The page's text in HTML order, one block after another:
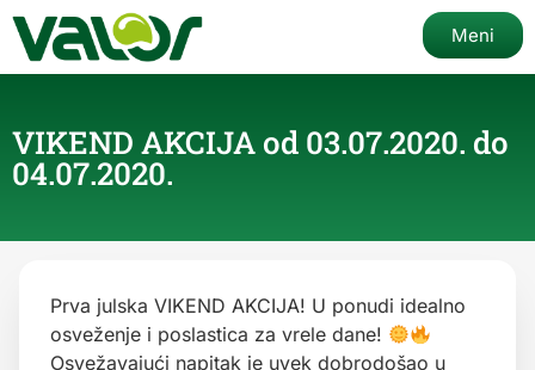
Meni
VIKEND AKCIJA od 03.07.2020. do
04.07.2020.
Prva julska VIKEND AKCIJA! U ponudi idealno
osveženje i poslastica za vrele dane!
Osvežavajući napitak je uvek dobrodošao u